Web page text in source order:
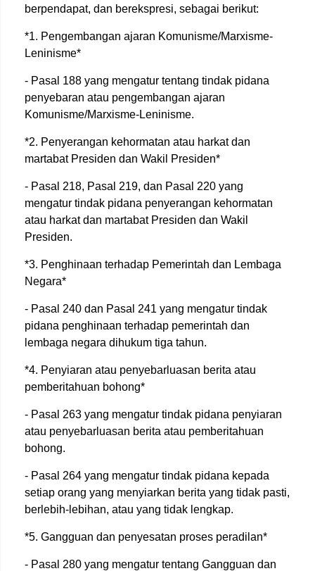
berpendapat, dan berekspresi, sebagai berikut:
*1. Pengembangan ajaran Komunisme/Marxisme-
Leninisme*
- Pasal 188 yang mengatur tentang tindak pidana
penyebaran atau pengembangan ajaran
Komunisme/Marxisme-Leninisme.
*2. Penyerangan kehormatan atau harkat dan
martabat Presiden dan Wakil Presiden*
- Pasal 218, Pasal 219, dan Pasal 220 yang
mengatur tindak pidana penyerangan kehormatan
atau harkat dan martabat Presiden dan Wakil
Presiden.
*3. Penghinaan terhadap Pemerintah dan Lembaga
Negara*
- Pasal 240 dan Pasal 241 yang mengatur tindak
pidana penghinaan terhadap pemerintah dan
lembaga negara dihukum tiga tahun.
*4. Penyiaran atau penyebarluasan berita atau
pemberitahuan bohong*
- Pasal 263 yang mengatur tindak pidana penyiaran
atau penyebarluasan berita atau pemberitahuan
bohong.
- Pasal 264 yang mengatur tindak pidana kepada
setiap orang yang menyiarkan berita yang tidak pasti,
berlebih-lebihan, atau yang tidak lengkap.
*5. Gangguan dan penyesatan proses peradilan*
- Pasal 280 yang mengatur tentang Gangguan dan